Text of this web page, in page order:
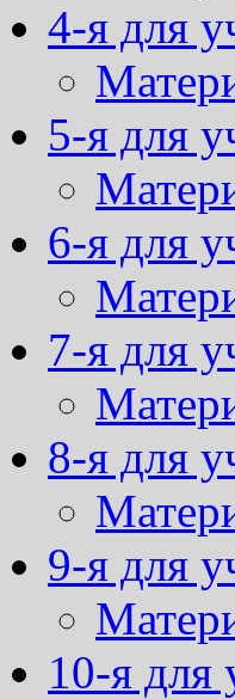
4-я для
5-я для
6-я для
7-я для
8-я для
9-я для
10-я для